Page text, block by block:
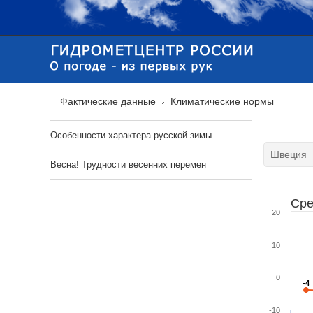
Фактические данные Климатические нормы
-4
-4
-10
0
10
20
Особенности характера русской зимы
Весна! Трудности весенних перемен